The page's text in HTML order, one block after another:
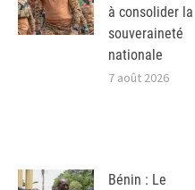
à consolider la
souveraineté
nationale
7 août 2026
Bénin : Le